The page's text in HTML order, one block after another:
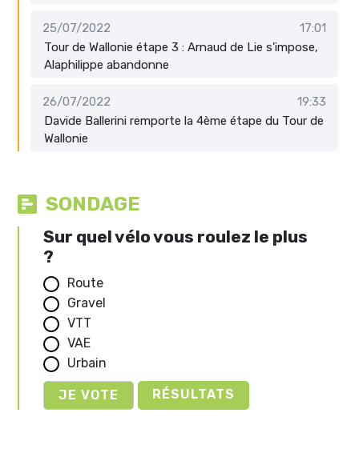
25/07/2022
17:01
Tour de Wallonie étape 3 : Arnaud de Lie s’impose,
Alaphilippe abandonne
26/07/2022
19:33
Davide Ballerini remporte la 4ème étape du Tour de
Wallonie
SONDAGE
Sur quel vélo vous roulez le plus
?
Route
Gravel
VTT
VAE
Urbain
RÉSULTATS